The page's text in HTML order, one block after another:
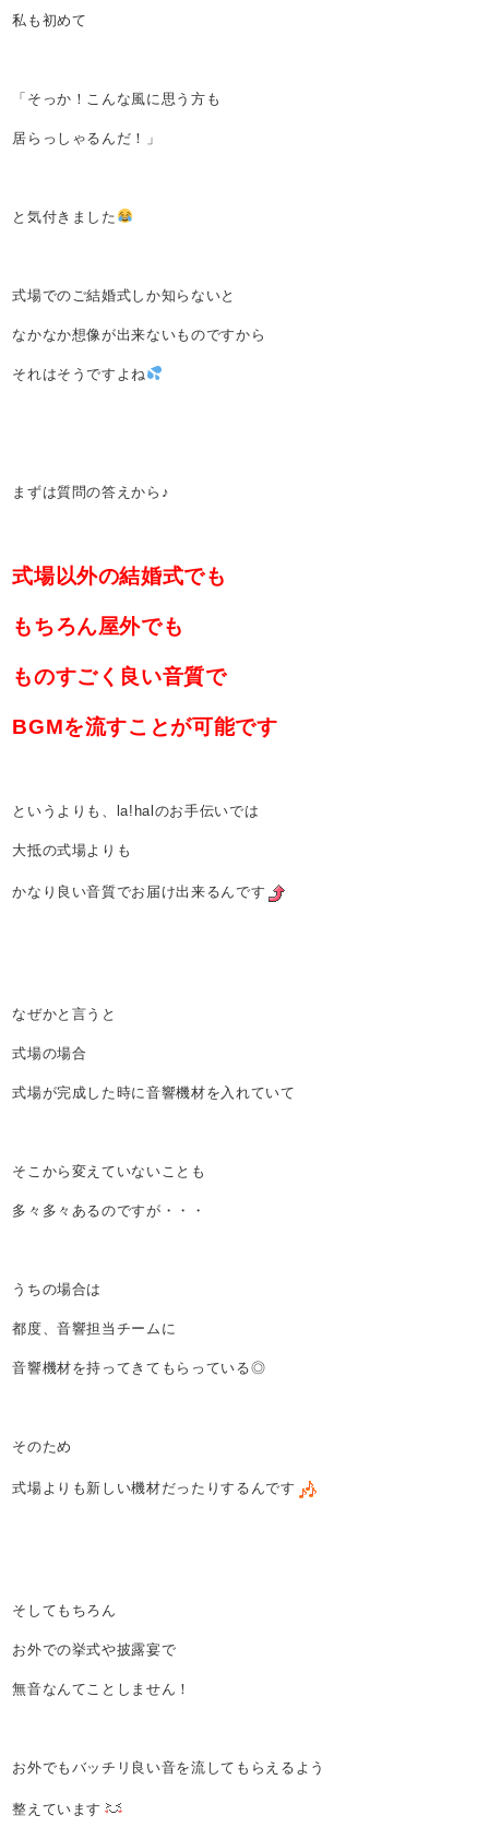
私も初めて
「そっか！こんな風に思う方も
居らっしゃるんだ！」
と気付きました
式場でのご結婚式しか知らないと
なかなか想像が出来ないものですから
それはそうですよね
まずは質問の答えから♪
式場以外の結婚式でも
もちろん屋外でも
ものすごく良い音質で
BGMを流すことが可能です
というよりも、la!halのお手伝いでは
大抵の式場よりも
かなり良い音質でお届け出来るんです
なぜかと言うと
式場の場合
式場が完成した時に音響機材を入れていて
そこから変えていないことも
多々多々あるのですが・・・
うちの場合は
都度、音響担当チームに
音響機材を持ってきてもらっている◎
そのため
式場よりも新しい機材だったりするんです
そしてもちろん
お外での挙式や披露宴で
無音なんてことしません！
お外でもバッチリ良い音を流してもらえるよう
整えています